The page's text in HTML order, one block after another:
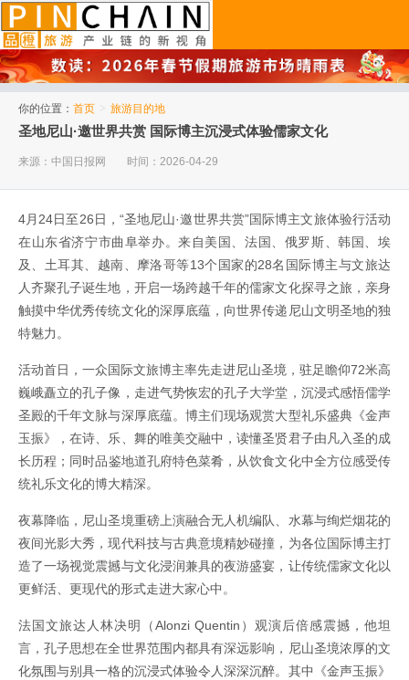
你的位置： 首页 > 旅游目的地
圣地尼山·邀世界共赏 国际博主沉浸式体验儒家文化
来源：中国日报网 时间：2026-04-29
4月24日至26日，“圣地尼山·邀世界共赏”国际博主文旅体验行活动
在山东省济宁市曲阜举办。来自美国、法国、俄罗斯、韩国、埃
及、土耳其、越南、摩洛哥等13个国家的28名国际博主与文旅达
人齐聚孔子诞生地，开启一场跨越千年的儒家文化探寻之旅，亲身
触摸中华优秀传统文化的深厚底蕴，向世界传递尼山文明圣地的独
特魅力。
活动首日，一众国际文旅博主率先走进尼山圣境，驻足瞻仰72米高
巍峨矗立的孔子像，走进气势恢宏的孔子大学堂，沉浸式感悟儒学
圣殿的千年文脉与深厚底蕴。博主们现场观赏大型礼乐盛典《金声
玉振》，在诗、乐、舞的唯美交融中，读懂圣贤君子由凡入圣的成
长历程；同时品鉴地道孔府特色菜肴，从饮食文化中全方位感受传
统礼乐文化的博大精深。
夜幕降临，尼山圣境重磅上演融合无人机编队、水幕与绚烂烟花的
夜间光影大秀，现代科技与古典意境精妙碰撞，为各位国际博主打
造了一场视觉震撼与文化浸润兼具的夜游盛宴，让传统儒家文化以
更鲜活、更现代的形式走进大家心中。
法国文旅达人林决明（Alonzi Quentin）观演后倍感震撼，他坦
言，孔子思想在全世界范围内都具有深远影响，尼山圣境浓厚的文
化氛围与别具一格的沉浸式体验令人深深沉醉。其中《金声玉振》